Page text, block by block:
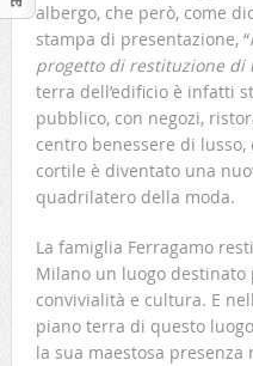
albergo, che però, come
stampa di presentazione, “
progetto di restituzione di
terra dell’edificio è infatti
pubblico, con negozi,
centro benessere di
cortile è diventato una
quadrilatero della moda.
La famiglia Ferragamo
Milano un luogo destinato
convivialità e cultura. E
piano terra di questo
la sua maestosa